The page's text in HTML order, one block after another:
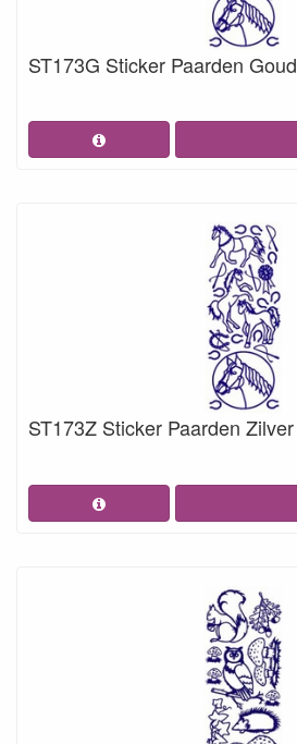
ST173G Sticker Paarden Goud
ST173Z Sticker Paarden Zilver